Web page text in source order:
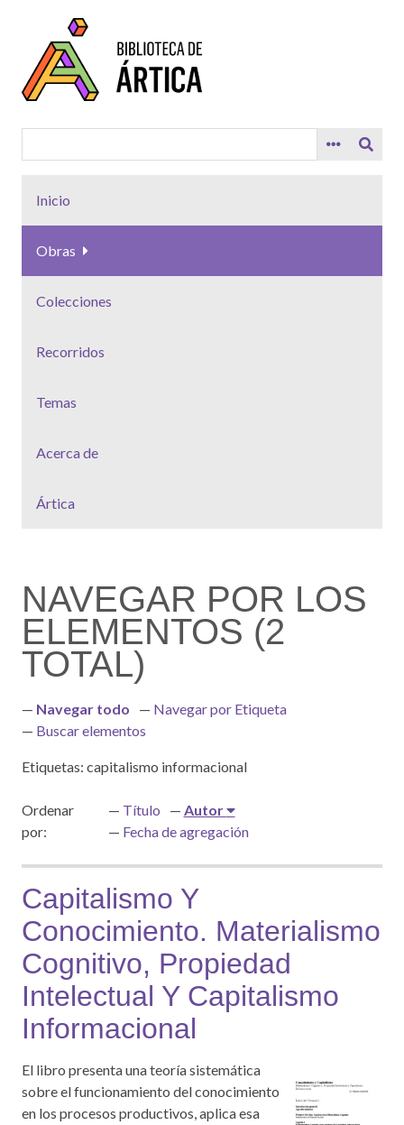
contenido
principal
Inicio
Obras
Colecciones
Recorridos
Temas
Acerca de
Ártica
NAVEGAR POR LOS
ELEMENTOS (2
TOTAL)
Navegar todo
Navegar por Etiqueta
Buscar elementos
Etiquetas: capitalismo informacional
Ordenar
por:
Título
Autor
Fecha de agregación
Capitalismo Y
Conocimiento. Materialismo
Cognitivo, Propiedad
Intelectual Y Capitalismo
Informacional
El libro presenta una teoría sistemática
sobre el funcionamiento del conocimiento
en los procesos productivos, aplica esa